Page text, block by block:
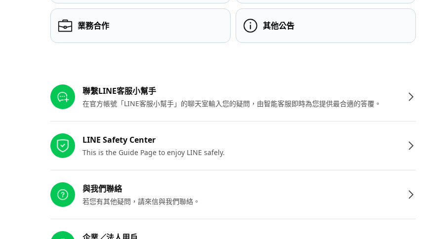
業務合作 其他公告
聯繫LINE客服小幫手
在官方帳號「LINE客服小幫手」的聊天室輸入您的疑問，由智能客服即時為您提供最合適的答覆。
LINE Safety Center
This is the Guide Page to enjoy LINE safely.
與我們聯絡
若您有其他疑問，請來信與我們聯絡。